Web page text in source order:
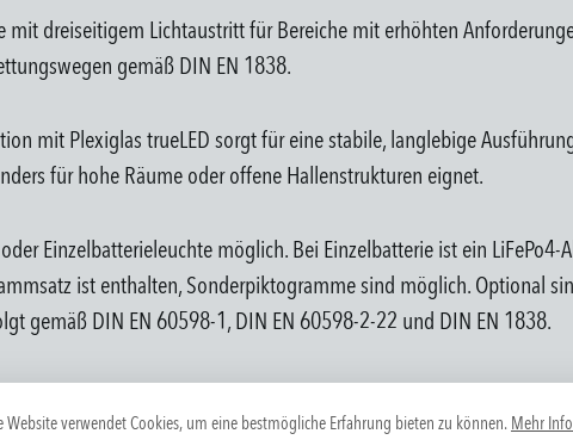
mit dreiseitigem Lichtaustritt für Bereiche mit erhöhten
gemäß DIN EN 1838.
mit Plexiglas trueLED sorgt für eine stabile, langlebige
für hohe Räume oder offene Hallenstrukturen eignet.
Einzelbatterieleuchte möglich. Bei Einzelbatterie ist ein
ist enthalten, Sonderpiktogramme sind möglich. Optional
gemäß DIN EN 60598-1, DIN EN 60598-2-22 und DIN EN 1838.
aus mehreren Blickrichtungen
in hohen oder offenen Bereichen
Website verwendet Cookies, um eine bestmögliche Erfahrung bieten zu können. Mehr